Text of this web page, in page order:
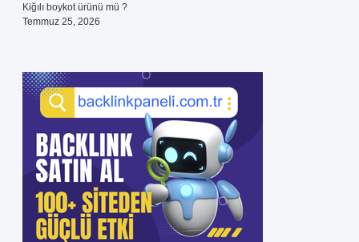
Kiğılı boykot ürünü mü ?
Temmuz 25, 2026